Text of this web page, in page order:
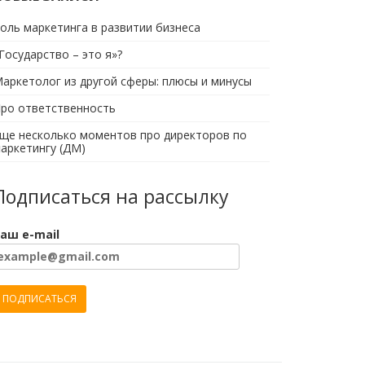
маркетинга в развитии бизнеса
– это я»?
из другой сферы: плюсы и минусы
ответственность
несколько моментов про директоров по
(ДМ)
на рассылку
e-mail